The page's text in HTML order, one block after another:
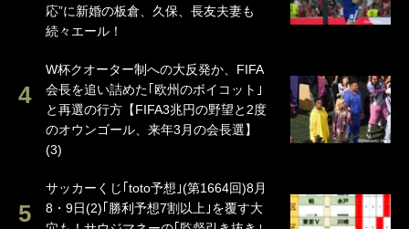
応”に新婚の板倉、久保、長友夫妻も
続々エール！
W杯クオーター制への大反発か、FIFA
会長を追い詰めた｢欧州のボイコット｣
と再選の行方【FIFA3兆円の野望と2度
のオウンゴール、来年3月の会長選】
(3)
サッカーくじ｢toto予想｣(第1664回)8月
8・9日(2)｢勝利予想7割以上｣を覆す大